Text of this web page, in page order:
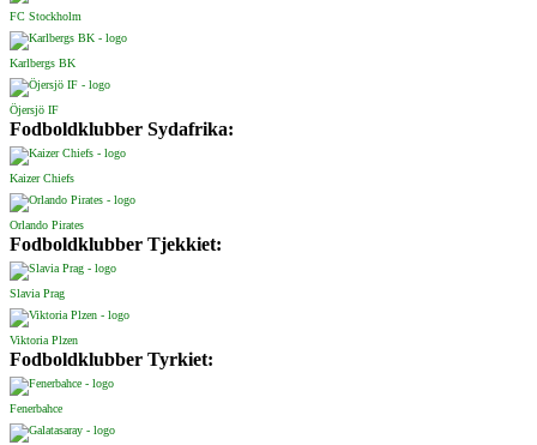
FC Stockholm
Karlbergs BK
Öjersjö IF
Fodboldklubber Sydafrika:
Kaizer Chiefs
Orlando Pirates
Fodboldklubber Tjekkiet:
Slavia Prag
Viktoria Plzen
Fodboldklubber Tyrkiet:
Fenerbahce